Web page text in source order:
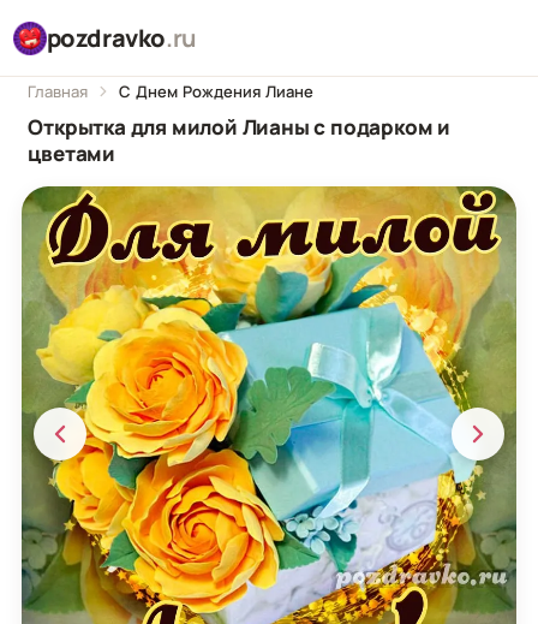
pozdravko.ru
Главная С Днем Рождения Лиане
Открытка для милой Лианы с подарком и
цветами